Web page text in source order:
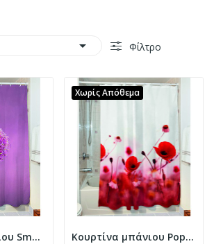
 Φίλτρο
Κουρτίνα μπάνιου Smooth Art 3065 190x180 Μωβ...
Χωρίς Απόθεμα
Κουρτίνα μπάνιου Poppies Art 3067 190x180...